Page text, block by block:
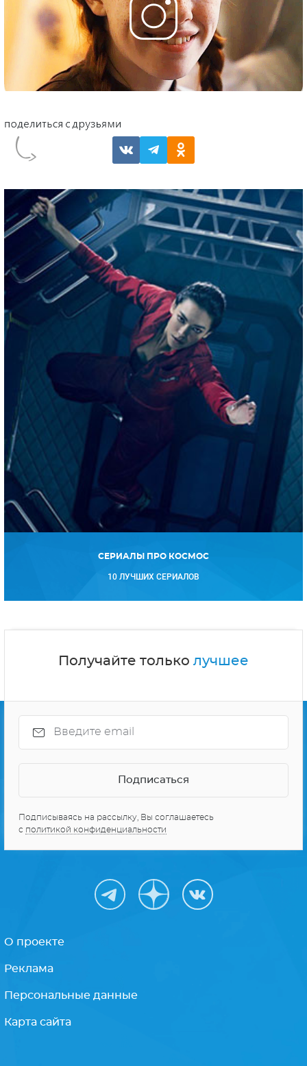
СЕРИАЛЫ ПРО КОСМОС
10 ЛУЧШИХ СЕРИАЛОВ
Получайте только лучшее
Подписываясь на рассылку, Вы соглашаетесь
с политикой конфиденциальности
О проекте
Реклама
Персональные данные
Карта сайта